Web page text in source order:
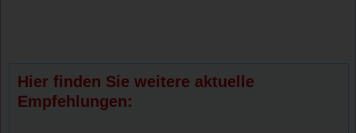
Hier finden Sie weitere aktuelle
Empfehlungen: